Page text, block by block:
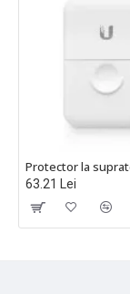
63.21 Lei